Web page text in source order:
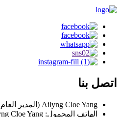
اتصل بنا
Ailyng Cloe Yang (المدير العام)